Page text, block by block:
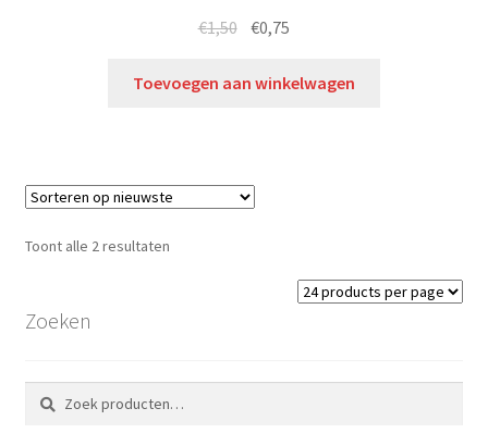
€1,50 €0,75
Toevoegen aan winkelwagen
Toont alle 2 resultaten
Zoeken
Zoeken
naar:
Zoeken